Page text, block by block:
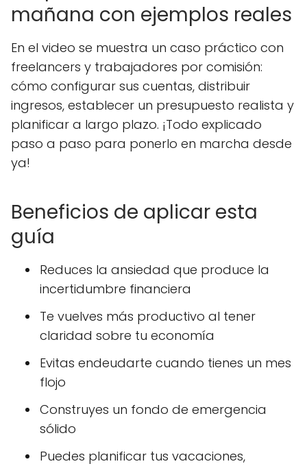
mañana con ejemplos reales
En el video se muestra un caso práctico con
freelancers y trabajadores por comisión:
cómo configurar sus cuentas, distribuir
ingresos, establecer un presupuesto realista y
planificar a largo plazo. ¡Todo explicado
paso a paso para ponerlo en marcha desde
ya!
Beneficios de aplicar esta
guía
Reduces la ansiedad que produce la
incertidumbre financiera
Te vuelves más productivo al tener
claridad sobre tu economía
Evitas endeudarte cuando tienes un mes
flojo
Construyes un fondo de emergencia
sólido
Puedes planificar tus vacaciones,